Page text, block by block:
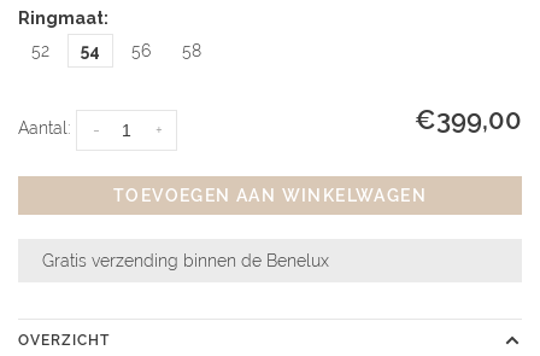
Ringmaat:
52
54 56 58
Aantal: +
- €399,00
TOEVOEGEN AAN WINKELWAGEN
Gratis verzending binnen de Benelux
OVERZICHT